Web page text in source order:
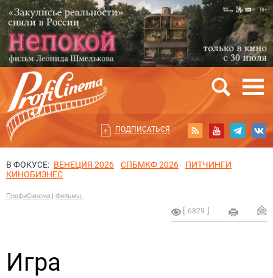
ПОДПИСАТЬСЯ
В ФОКУСЕ: ВЕНЕЦИЯ 2026 СПБМКФ 2026
ПИТЧИНГИ
КИНОБИЗНЕС
ПрофиСинема Фильмы.
6829
Игра